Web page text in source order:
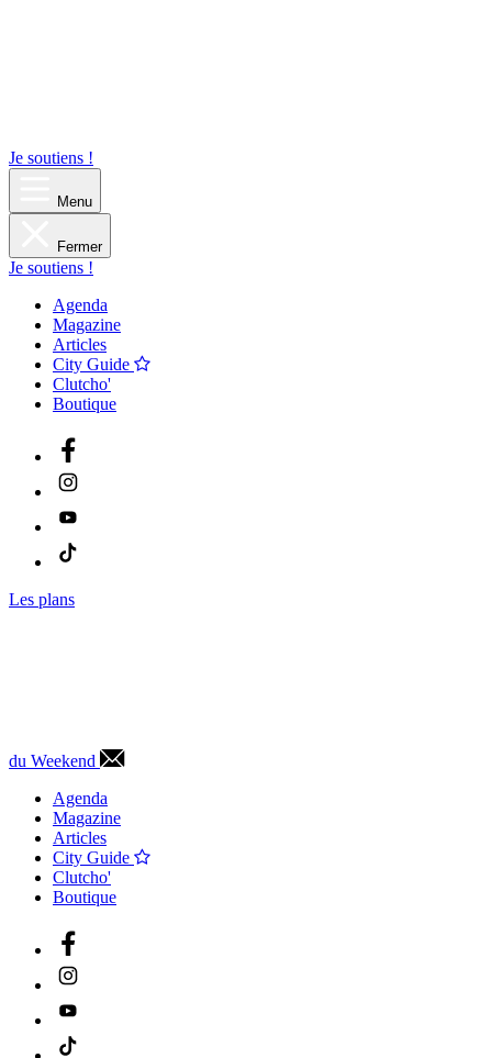
Je soutiens !
Menu
Fermer
Je soutiens !
Agenda
Magazine
Articles
City Guide
Clutcho'
Boutique
Les plans
du Weekend
Agenda
Magazine
Articles
City Guide
Clutcho'
Boutique